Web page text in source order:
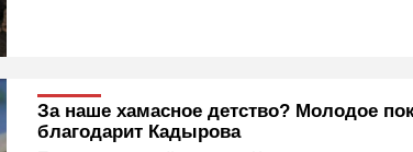
За наше хамасное детство? Молодое
благодарит Кадырова